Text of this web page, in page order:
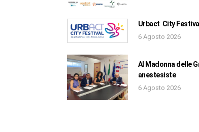
Urbact City
6 Agosto 2026
Al Madonna delle
anestesiste
6 Agosto 2026